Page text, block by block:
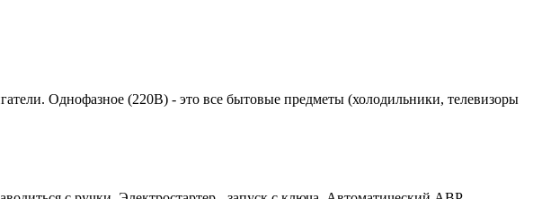
Однофазное (220В) - это все бытовые предметы (холодильники, телевизоры